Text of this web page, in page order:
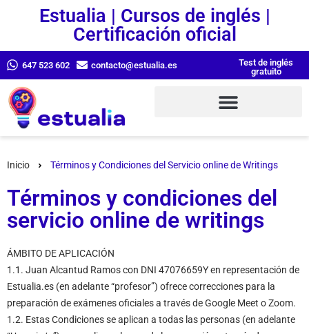
Estualia | Cursos de inglés |
Certificación oficial
647 523 602 contacto@estualia.es
Test de inglés
gratuito
Inicio Términos y Condiciones del Servicio online de Writings
Términos y condiciones del
servicio online de writings
ÁMBITO DE APLICACIÓN
1.1. Juan Alcantud Ramos con DNI 47076659Y en representación de
Estualia.es (en adelante “profesor”) ofrece correcciones para la
preparación de exámenes oficiales a través de Google Meet o Zoom.
1.2. Estas Condiciones se aplican a todas las personas (en adelante